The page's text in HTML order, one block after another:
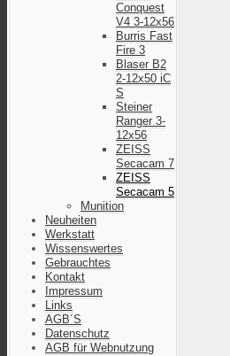
Conquest
V4 3-12x56
Burris Fast
Fire 3
Blaser B2
2-12x50 iC
S
Steiner
Ranger 3-
12x56
ZEISS
Secacam 7
ZEISS
Secacam 5
Munition
Neuheiten
Werkstatt
Wissenswertes
Gebrauchtes
Kontakt
Impressum
Links
AGB´S
Datenschutz
AGB für Webnutzung